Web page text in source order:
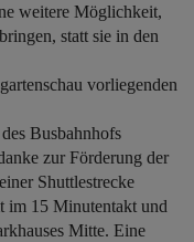
weitere Möglichkeit,
statt sie in den
vorliegenden
Busbahnhofs
zur Förderung der
Shuttlestrecke
im 15 Minutentakt und
Mitte. Eine